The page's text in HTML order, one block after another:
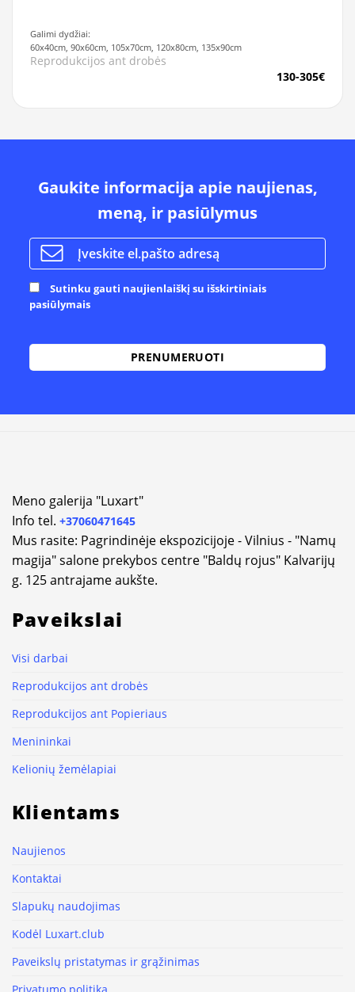
Galimi dydžiai:
60x40cm, 90x60cm, 105x70cm, 120x80cm, 135x90cm
Reprodukcijos ant drobės
130-305€
Gaukite informacija apie naujienas,
meną, ir pasiūlymus
Sutinku gauti naujienlaiškį su išskirtiniais
pasiūlymais
Meno galerija "Luxart"
Info tel. +37060471645
Mus rasite: Pagrindinėje ekspozicijoje - Vilnius - "Namų
magija" salone prekybos centre "Baldų rojus" Kalvarijų
g. 125 antrajame aukšte.
Paveikslai
Visi darbai
Reprodukcijos ant drobės
Reprodukcijos ant Popieriaus
Menininkai
Kelionių žemėlapiai
Klientams
Naujienos
Kontaktai
Slapukų naudojimas
Kodėl Luxart.club
Paveikslų pristatymas ir grąžinimas